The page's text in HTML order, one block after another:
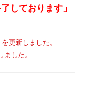
しております」
更新しました。
した。